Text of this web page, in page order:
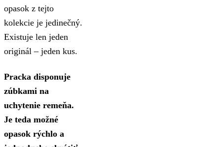
opasok z tejto
kolekcie je jedinečný.
Existuje len jeden
originál – jeden kus.
Pracka disponuje
zúbkami na
uchytenie remeňa.
Je teda možné
opasok rýchlo a